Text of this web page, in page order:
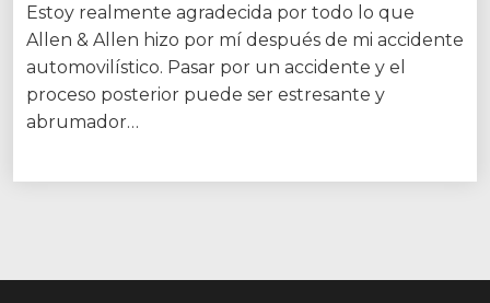
Estoy realmente agradecida por todo lo que
Allen & Allen hizo por mí después de mi accidente
automovilístico. Pasar por un accidente y el
proceso posterior puede ser estresante y
abrumador…